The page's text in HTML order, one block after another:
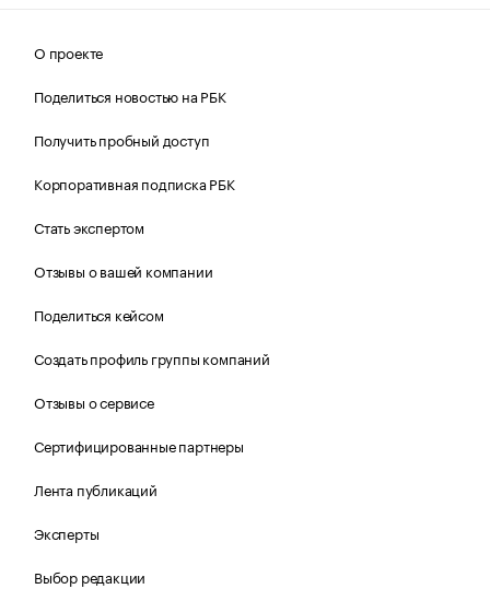
О проекте
Поделиться новостью на РБК
Получить пробный доступ
Корпоративная подписка РБК
Стать экспертом
Отзывы о вашей компании
Поделиться кейсом
Создать профиль группы компаний
Отзывы о сервисе
Сертифицированные партнеры
Лента публикаций
Эксперты
Выбор редакции